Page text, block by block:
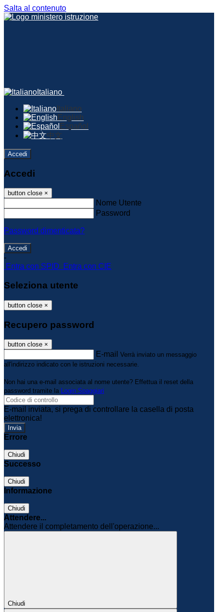
Salta al contenuto
Italiano
Italiano
English
Español
中文
Accedi
Accedi
button close ×
Nome Utente
Password
Password dimenticata?
-
Entra con SPID
Entra con CIE
Seleziona utente
button close ×
Recupero password
button close ×
E-mail Verrà inviato un messaggio
all'indirizzo indicato con le istruzioni necessarie.
Non hai una e-mail associata al nome utente? Effettua il reset della
password tramite la Login Spaggiari
E-mail inviata, si prega di controllare la casella di posta
elettronica!
Errore
Chiudi
Successo
Chiudi
Informazione
Chiudi
Attendere...
Attendere il completamento dell'operazione...
Chiudi